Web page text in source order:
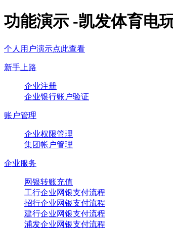
功能演示 -凯发体育电
个人用户演示点此查看
新手上路
企业注册
企业银行账户验证
账户管理
企业权限管理
集团帐户管理
企业服务
网银转账充值
工行企业网银支付流程
招行企业网银支付流程
建行企业网银支付流程
浦发企业网银支付流程